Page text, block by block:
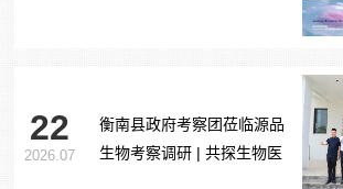
22
2026.07
衡南县政府考察团莅临源品
生物考察调研 | 共探生物医